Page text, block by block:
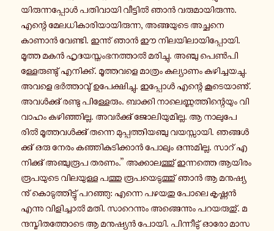
യി­രു­ന്ന­പ്പോൾ പ­തി­വാ­യി വീ­ട്ടിൽ ഞാൻ വ­രു­മാ­യി­രു­ന്നു.
എന്റെ മേ­ല­ധി­കാ­രി­യാ­യി­രു­ന്ന, അ­ങ്ങ­യു­ടെ അ­ച്ഛ­നെ
കാണാൻ വേ­ണ്ടി. ഇ­ന്നു് ഞാൻ ഈ നി­ല­യി­ലാ­യി­പ്പോ­യി.
മൂത്ത മകൻ ഹൃ­ദ­യ­സ്തം­ഭ­ന­ത്താൽ മ­രി­ച്ചു. അഞ്ചു പെൺ­പി­
ള്ളേ­രു­ണ്ടു് എ­നി­ക്ക്. മൂ­ത്ത­വ­ളെ മാ­ത്രം ക­ല്യാ­ണം ക­ഴി­ച്ച­യ­ച്ചു.
അവളെ ഭർ­ത്താ­വു് ഉ­പേ­ക്ഷി­ച്ചു. ഇ­പ്പോൾ എന്റെ കൂ­ടെ­യാ­ണു്.
അ­വൾ­ക്കു് രണ്ടു പി­ള്ളേ­രും. ബാ­ക്കി നാ­ലെ­ണ്ണ­ത്തി­ന്റെ­യും വി­
വാ­ഹം ക­ഴി­ഞ്ഞി­ല്ല. അ­വർ­ക്കു് ജോ­ലി­യു­മി­ല്ല. ആ നാ­ലു­പേ­
രിൽ മൂ­ത്ത­വൾ­ക്കു് തന്നെ മു­പ്പ­ത്തി­യ­ഞ്ചു വ­യ­സ്സാ­യി. ഞ­ങ്ങൾ­
ക്കു് ഒരു നേരം ക­ഞ്ഞി­കു­ടി­ക്കാൻ പോലും ഒ­ന്നു­മി­ല്ല. സാറ് എ­
നി­ക്കു് അ­ഞ്ചു­രൂ­പ തരണം.” അ­ക്കാ­ല­ത്തു് ഇ­ന്ന­ത്തെ ആയിരം
രൂ­പ­യു­ടെ വി­ല­യു­ള്ള പത്തു രൂ­പ­യെ­ടു­ത്തു് ഞാൻ ആ മ­നു­ഷ്യ­
നു് കൊ­ടു­ത്തി­ട്ടു് പ­റ­ഞ്ഞു: എന്നെ പഴയതു പോലെ കൃ­ഷ്ണൻ
എന്നു വി­ളി­ച്ചാൽ മതി. സാ­റെ­ന്നും അ­ങ്ങെ­ന്നും പ­റ­യ­രു­തു്. മ­
ന്ദ­സ്മി­ത­ത്തോ­ടെ ആ മ­നു­ഷ്യൻ പോയി. പി­ന്നീ­ടു് ഓരോ മാ­സ­